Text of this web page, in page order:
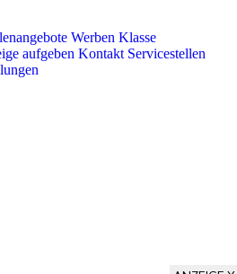
Werben Klasse
aufgeben Kontakt Servicestellen